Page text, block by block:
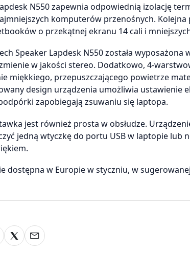
N550 zapewnia odpowiednią izolację
komputerów przenośnych.
o przekątnej ekranu 14 cali i
Speaker Lapdesk N550 została
w jakości stereo. Dodatkowo, 4-
miękkiego, przepuszczającego powietrze
design urządzenia umożliwia ustawienie
zapobiegają zsuwaniu się laptopa.
jest również prosta w obsłudze.
jedną wtyczkę do portu USB w laptopie lub
dostępna w Europie w styczniu, w